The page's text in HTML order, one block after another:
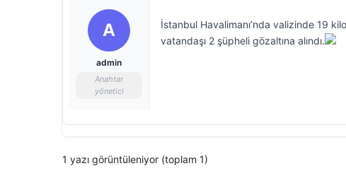
A
admin
Anahtar
yönetici
İstanbul Havalimanı’nda valizinde 19
vatandaşı 2 şüpheli gözaltına alındı.
1 yazı görüntüleniyor (toplam 1)